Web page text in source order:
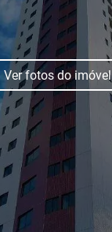
Ver fotos do imóvel